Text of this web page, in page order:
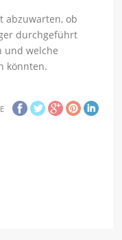
abzuwarten, ob
durchgeführt
und welche
könnten.